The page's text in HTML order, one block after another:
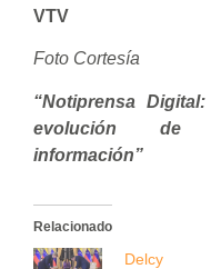
VTV
Foto Cortesía
“Notiprensa
evolución de
información”
Relacionado
Delcy